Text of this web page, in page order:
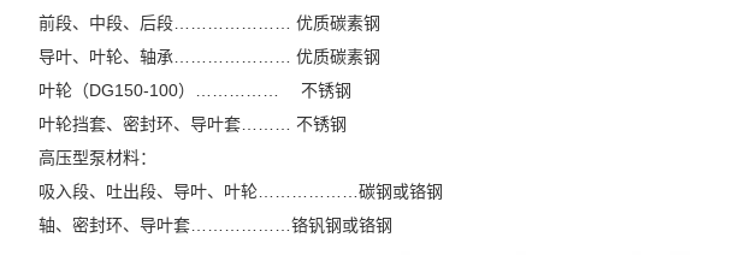
前段、中段、后段………………… 优质碳素钢
导叶、叶轮、轴承………………… 优质碳素钢
叶轮（DG150-100）…………… 不锈钢
叶轮挡套、密封环、导叶套……… 不锈钢
高压型泵材料：
吸入段、吐出段、导叶、叶轮………………碳钢或铬钢
轴、密封环、导叶套………………铬钒钢或铬钢